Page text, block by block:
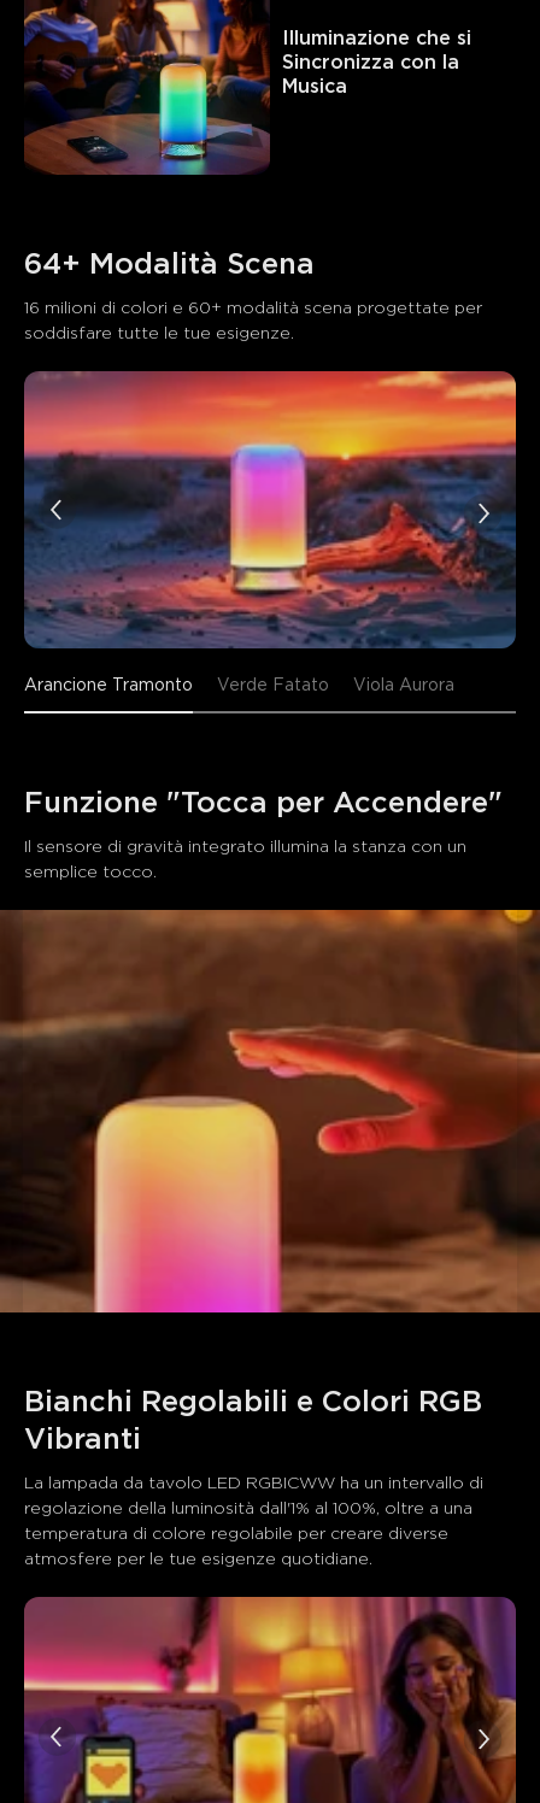
Illuminazione che si
Sincronizza con la
Musica
64+ Modalità Scena
16 milioni di colori e 60+ modalità scena progettate per
soddisfare tutte le tue esigenze.
Arancione Tramonto Verde Fatato Viola Aurora
Funzione "Tocca per Accendere"
Il sensore di gravità integrato illumina la stanza con un
Bianchi Regolabili e Colori RGB
Vibranti
La lampada da tavolo LED RGBICWW ha un intervallo di
regolazione della luminosità dall'1% al 100%, oltre a una
temperatura di colore regolabile per creare diverse
atmosfere per le tue esigenze quotidiane.